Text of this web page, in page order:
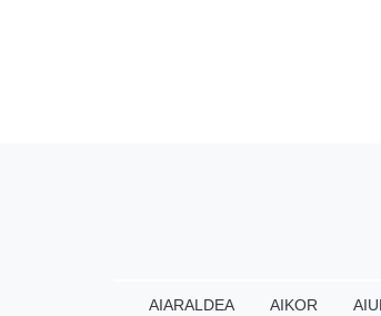
AIARALDEA AIKOR